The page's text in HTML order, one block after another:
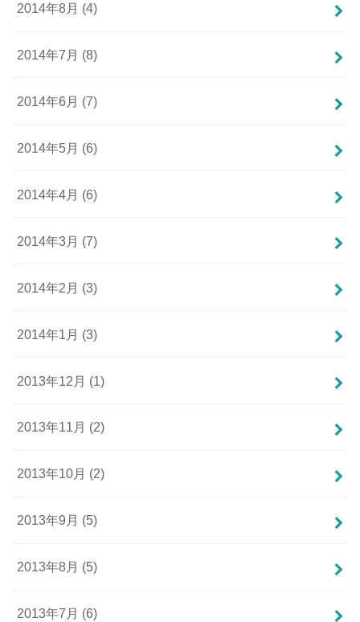
2014年8月 (4)
2014年7月 (8)
2014年6月 (7)
2014年5月 (6)
2014年4月 (6)
2014年3月 (7)
2014年2月 (3)
2014年1月 (3)
2013年12月 (1)
2013年11月 (2)
2013年10月 (2)
2013年9月 (5)
2013年8月 (5)
2013年7月 (6)